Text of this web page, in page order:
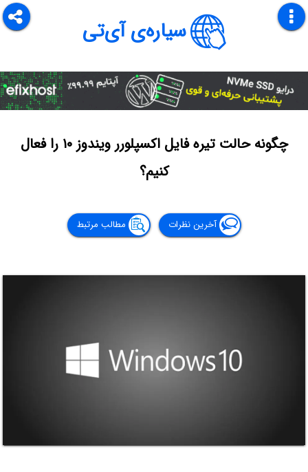
سیاره‌ی آی‌تی
چگونه حالت تیره فایل اکسپلورر ویندوز ۱۰ را فعال
کنیم؟
آخرین نظرات مطالب مرتبط